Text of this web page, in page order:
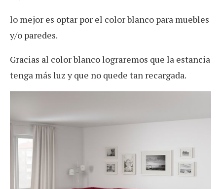
lo mejor es optar por el color blanco para muebles
y/o paredes.
Gracias al color blanco lograremos que la estancia
tenga más luz y que no quede tan recargada.